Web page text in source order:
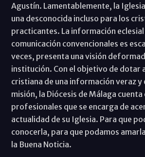
Agustín. Lamentablemente, la
una desconocida incluso para los
practicantes. La información eclesial
comunicación convencionales es
veces, presenta una visión
institución. Con el objetivo de dotar
cristiana de una información veraz y
misión, la Diócesis de Málaga cuenta
profesionales que se encarga de
actualidad de su Iglesia. Para que
conocerla, para que podamos
la Buena Noticia.